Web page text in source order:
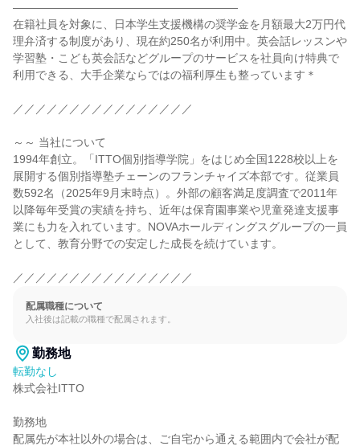
――――――――――――――――――――
在籍社員を対象に、日本学生支援機構の奨学金を月額最大2万円代
理弁済する制度があり、現在約250名が利用中。英会話レッスンや
学習塾・こども英会話などグループのサービスを社員向け特典で
利用できる、大手企業ならではの福利厚生も整っています＊
／／／／／／／／／／／／／／／／
～～ 当社について
1994年創立。「ITTO個別指導学院」をはじめ全国1228校以上を
展開する個別指導塾チェーンのフランチャイズ本部です。従業員
数592名（2025年9月末時点）。外部の顧客満足度調査で2011年
以降毎年受賞の実績を持ち、近年は保育園事業や児童発達支援事
業にも力を入れています。NOVAホールディングスグループの一員
として、教育分野での安定した成長を続けています。
／／／／／／／／／／／／／／／／
配属職種について
入社後は記載の職種で配属されます。
勤務地
転勤なし
株式会社ITTO
勤務地
配属先が本社以外の場合は、ご自宅から通える範囲内で会社が配